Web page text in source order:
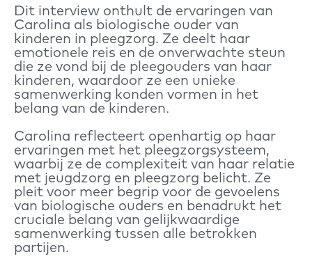
Dit interview onthult de ervaringen van
Carolina als biologische ouder van
kinderen in pleegzorg. Ze deelt haar
emotionele reis en de onverwachte steun
die ze vond bij de pleegouders van haar
kinderen, waardoor ze een unieke
samenwerking konden vormen in het
belang van de kinderen.
Carolina reflecteert openhartig op haar
ervaringen met het pleegzorgsysteem,
waarbij ze de complexiteit van haar relatie
met jeugdzorg en pleegzorg belicht. Ze
pleit voor meer begrip voor de gevoelens
van biologische ouders en benadrukt het
cruciale belang van gelijkwaardige
samenwerking tussen alle betrokken
partijen.